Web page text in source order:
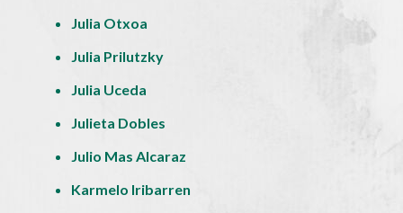
Julia Otxoa
Julia Prilutzky
Julia Uceda
Julieta Dobles
Julio Mas Alcaraz
Karmelo Iribarren